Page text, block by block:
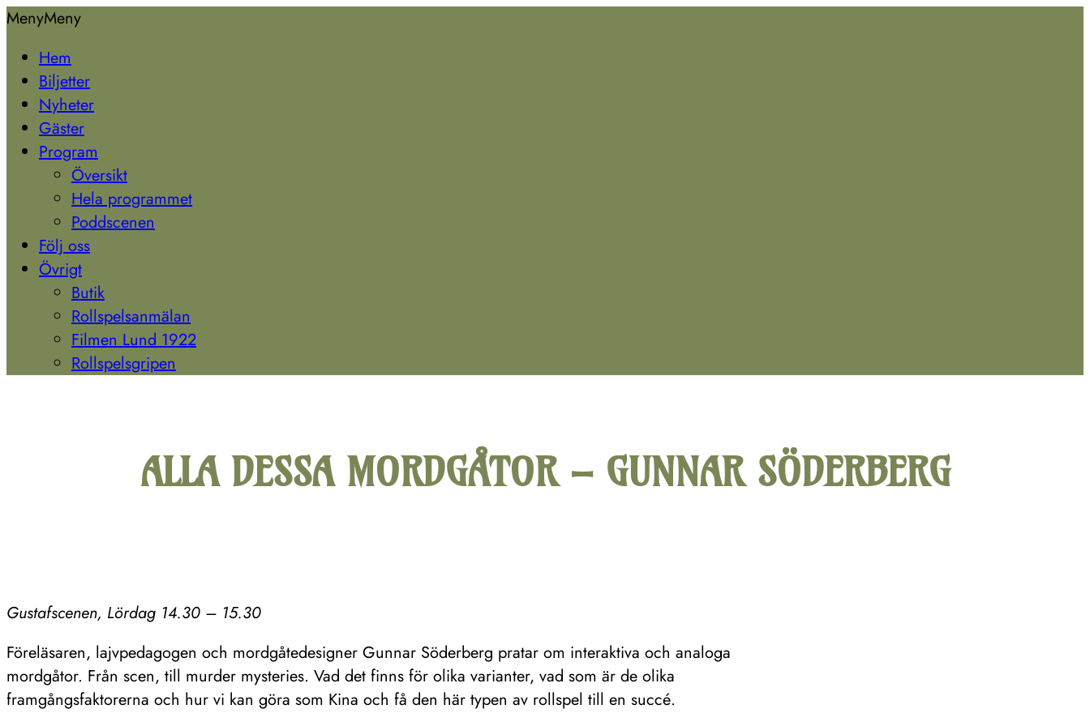
Hoppa
innehåll
Lund
MenyMeny
Hem
Biljetter
Nyheter
Gäster
Program
Översikt
Hela programmet
Poddscenen
Följ oss
Övrigt
Butik
Rollspelsanmälan
Filmen Lund 1922
Rollspelsgripen
ALLA DESSA MORDGÅTOR – GUNNAR SÖDERBERG
Gustafscenen, Lördag 14.30 – 15.30
Föreläsaren, lajvpedagogen och mordgåtedesigner Gunnar Söderberg pratar om interaktiva och analoga
mordgåtor. Från scen, till murder mysteries. Vad det finns för olika varianter, vad som är de olika
framgångsfaktorerna och hur vi kan göra som Kina och få den här typen av rollspel till en succé.